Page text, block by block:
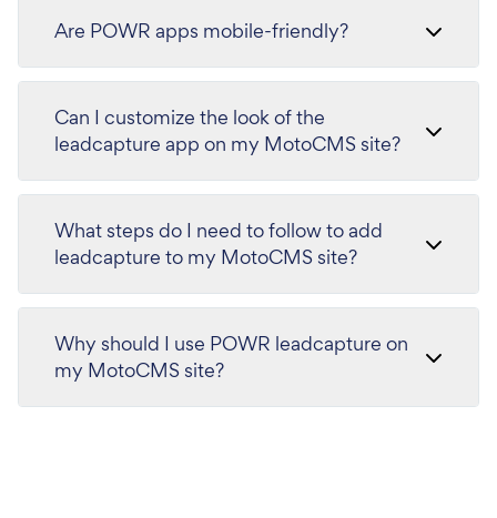
Are POWR apps mobile-friendly?
Can I customize the look of the
leadcapture app on my MotoCMS site?
What steps do I need to follow to add
leadcapture to my MotoCMS site?
Why should I use POWR leadcapture on
my MotoCMS site?